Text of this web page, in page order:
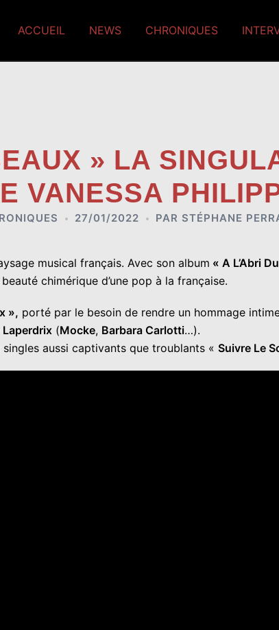
ACCUEIL NEWS CHRONIQUES
» LA
VANESSA
27/01/2022 PAR STÉPHANE
musical français. Avec son album « A L’Abri
chimérique d’une pop à la française.
», porté par le besoin de rendre un hommage
(Mocke, Barbara Carlotti…).
aussi captivants que troublants « Suivre Le